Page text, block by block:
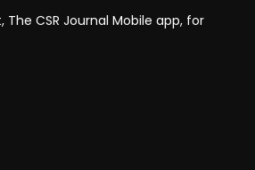
CSR Journal Mobile app, for